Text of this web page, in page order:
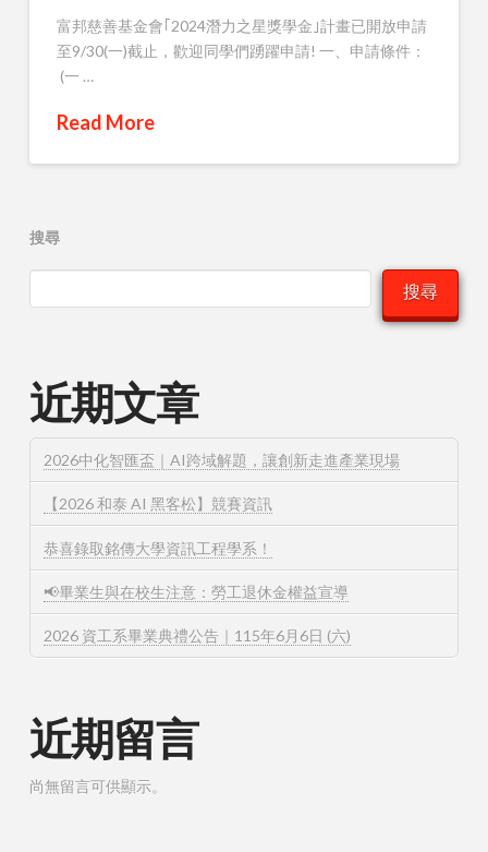
富邦慈善基金會｢2024潛力之星獎學金｣計畫已開放申請
至9/30(一)截止，歡迎同學們踴躍申請! 一、申請條件：
(一 …
Read More
搜尋
搜尋
近期文章
2026中化智匯盃｜AI跨域解題，讓創新走進產業現場
【2026 和泰 AI 黑客松】競賽資訊
恭喜錄取銘傳大學資訊工程學系！
📢畢業生與在校生注意：勞工退休金權益宣導
2026 資工系畢業典禮公告｜115年6月6日 (六)
近期留言
尚無留言可供顯示。